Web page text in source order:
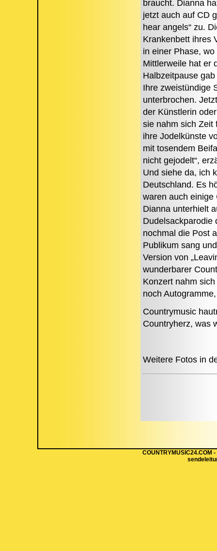
braucht. Dianna
jetzt auch auf CD
hear angels“ zu.
Krankenbett ihres
in einer Phase,
Mittlerweile hat er
Halbzeitpause
Ihre zweistündige
unterbrochen.
der Künstlerin
sie nahm sich Zeit
ihre Jodelkünste
mit tosendem
nicht gejodelt“,
Und siehe da, ich
Deutschland. Es
waren auch einige
Dianna unterhielt
Dudelsackparodie
nochmal die Post
Publikum sang
Version von
wunderbarer
Konzert nahm
noch
Countrymusic
Countryherz, was
Weitere Fotos in
COUNTRYMUSIC24.COM